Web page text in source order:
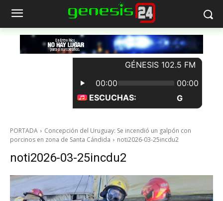
PORTADA
Concepción del Uruguay: Se incendió un galpón con
porcinos en zona de Santa Cándida
noti2026-03-25incdu2
noti2026-03-25incdu2